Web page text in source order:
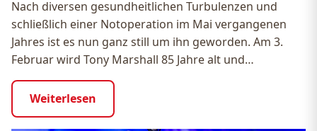
Nach diversen gesundheitlichen Turbulenzen und
schließlich einer Notoperation im Mai vergangenen
Jahres ist es nun ganz still um ihn geworden. Am 3.
Februar wird Tony Marshall 85 Jahre alt und…
Weiterlesen